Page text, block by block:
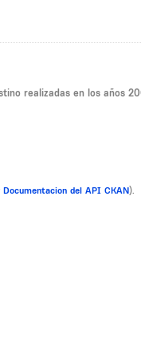
realizadas en los años
Documentacion del API CKAN).